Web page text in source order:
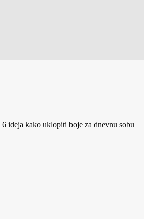
6 ideja kako uklopiti boje za dnevnu sobu